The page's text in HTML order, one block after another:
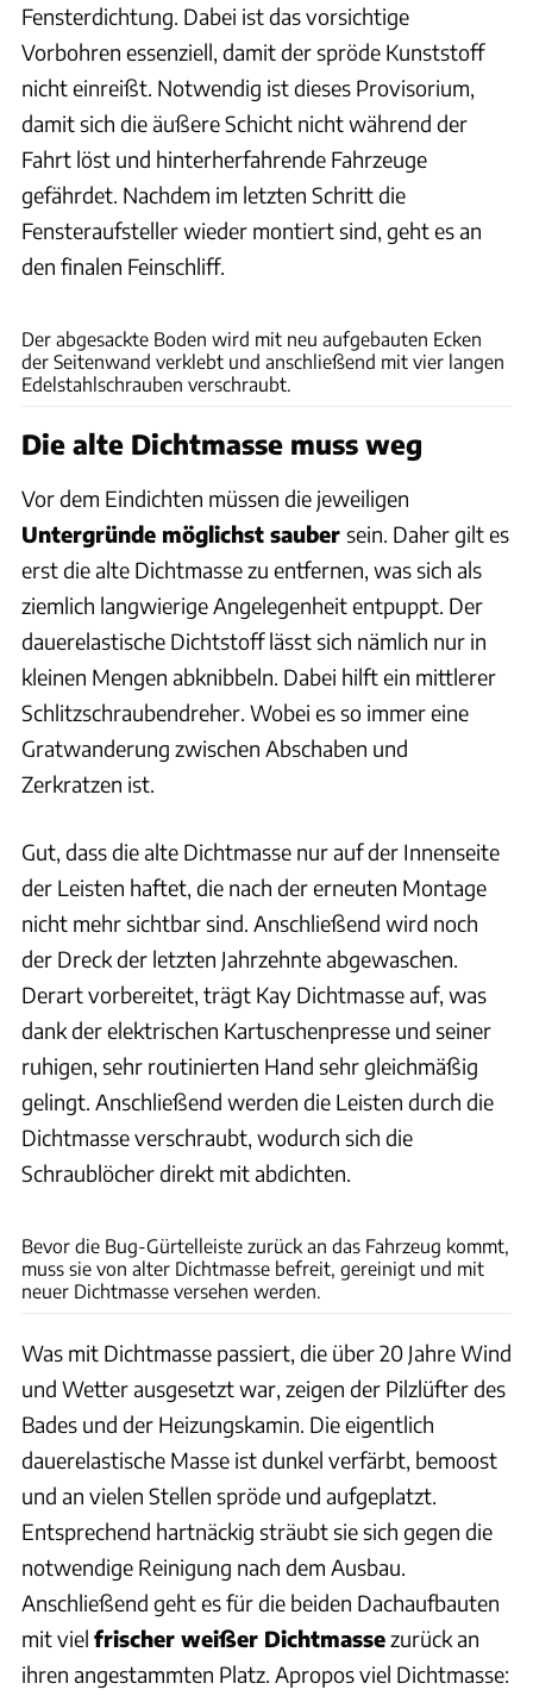
Fensterdichtung. Dabei ist das vorsichtige
Vorbohren essenziell, damit der spröde Kunststoff
nicht einreißt. Notwendig ist dieses Provisorium,
damit sich die äußere Schicht nicht während der
Fahrt löst und hinterherfahrende Fahrzeuge
gefährdet. Nachdem im letzten Schritt die
Fensteraufsteller wieder montiert sind, geht es an
den finalen Feinschliff.
Der abgesackte Boden wird mit neu aufgebauten Ecken
der Seitenwand verklebt und anschließend mit vier langen
Edelstahlschrauben verschraubt.
Die alte Dichtmasse muss weg
Vor dem Eindichten müssen die jeweiligen
Untergründe möglichst sauber sein. Daher gilt es
erst die alte Dichtmasse zu entfernen, was sich als
ziemlich langwierige Angelegenheit entpuppt. Der
dauerelastische Dichtstoff lässt sich nämlich nur in
kleinen Mengen abknibbeln. Dabei hilft ein mittlerer
Schlitzschraubendreher. Wobei es so immer eine
Gratwanderung zwischen Abschaben und
Zerkratzen ist.
Gut, dass die alte Dichtmasse nur auf der Innenseite
der Leisten haftet, die nach der erneuten Montage
nicht mehr sichtbar sind. Anschließend wird noch
der Dreck der letzten Jahrzehnte abgewaschen.
Derart vorbereitet, trägt Kay Dichtmasse auf, was
dank der elektrischen Kartuschenpresse und seiner
ruhigen, sehr routinierten Hand sehr gleichmäßig
gelingt. Anschließend werden die Leisten durch die
Dichtmasse verschraubt, wodurch sich die
Schraublöcher direkt mit abdichten.
Bevor die Bug-Gürtelleiste zurück an das Fahrzeug kommt,
muss sie von alter Dichtmasse befreit, gereinigt und mit
neuer Dichtmasse versehen werden.
Was mit Dichtmasse passiert, die über 20 Jahre Wind
und Wetter ausgesetzt war, zeigen der Pilzlüfter des
Bades und der Heizungskamin. Die eigentlich
dauerelastische Masse ist dunkel verfärbt, bemoost
und an vielen Stellen spröde und aufgeplatzt.
Entsprechend hartnäckig sträubt sie sich gegen die
notwendige Reinigung nach dem Ausbau.
Anschließend geht es für die beiden Dachaufbauten
mit viel frischer weißer Dichtmassezurück an
ihren angestammten Platz. Apropos viel Dichtmasse: